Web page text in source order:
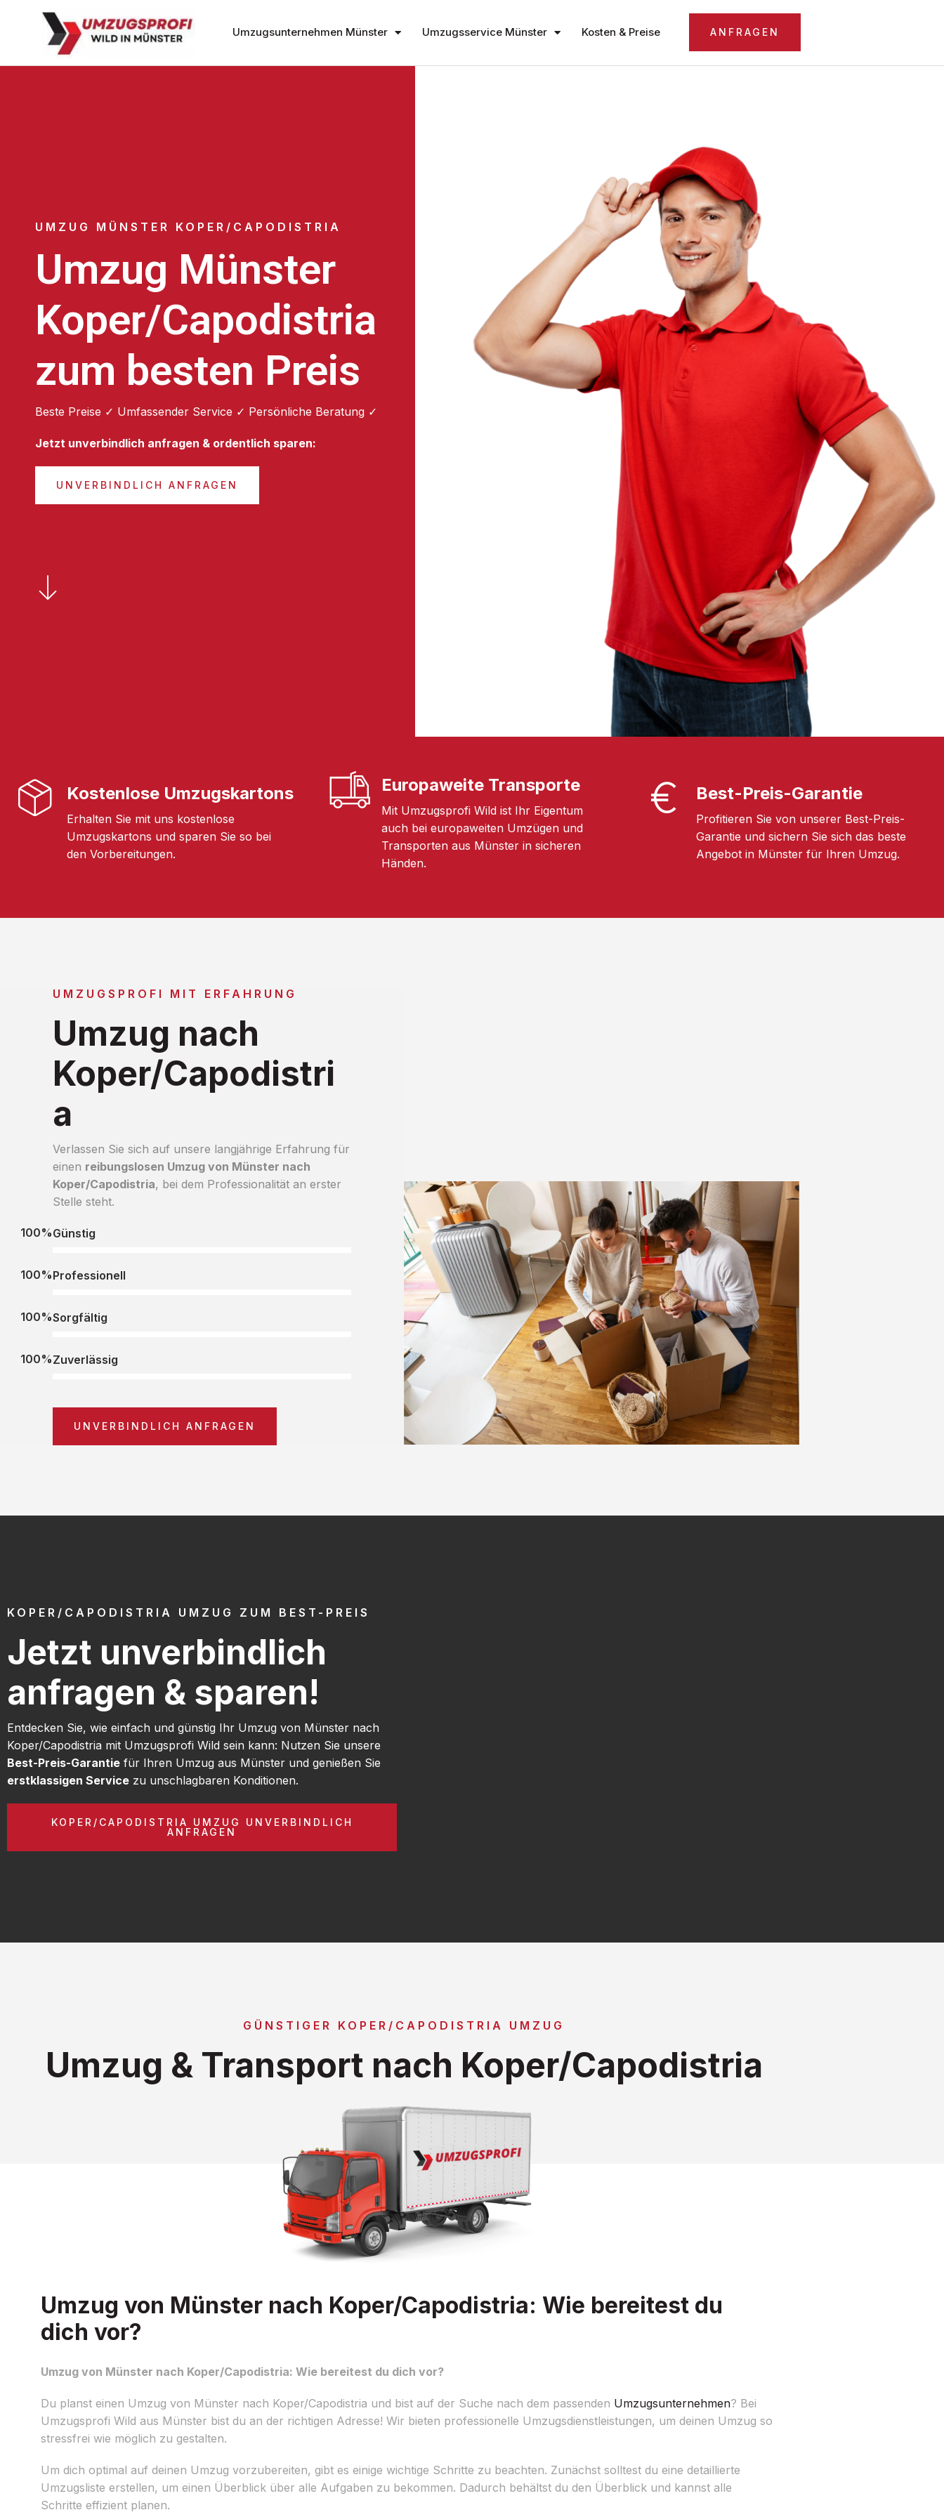
Umzugsunternehmen Münster Umzugsservice Münster Kosten & Preise ANFRAGEN
UMZUG MÜNSTER KOPER/CAPODISTRIA
Umzug Münster
Koper/Capodistria
zum besten Preis
Beste Preise ✓ Umfassender Service ✓ Persönliche Beratung ✓
Jetzt unverbindlich anfragen & ordentlich sparen:
UNVERBINDLICH ANFRAGEN
Kostenlose Umzugskartons
Erhalten Sie mit uns kostenlose
Umzugskartons und sparen Sie so bei
den Vorbereitungen.
Europaweite Transporte
Mit Umzugsprofi Wild ist Ihr Eigentum
auch bei europaweiten Umzügen und
Transporten aus Münster in sicheren
Händen.
Best-Preis-Garantie
Profitieren Sie von unserer Best-Preis-
Garantie und sichern Sie sich das beste
Angebot in Münster für Ihren Umzug.
UMZUGSPROFI MIT ERFAHRUNG
Umzug nach
Koper/Capodistri
a
Verlassen Sie sich auf unsere langjährige Erfahrung für
einen reibungslosen Umzug von Münster nach
Koper/Capodistria, bei dem Professionalität an erster
Stelle steht.
Günstig
100%
Professionell
100%
Sorgfältig
100%
Zuverlässig
100%
UNVERBINDLICH ANFRAGEN
KOPER/CAPODISTRIA UMZUG ZUM BEST-PREIS
Jetzt unverbindlich
anfragen & sparen!
Entdecken Sie, wie einfach und günstig Ihr Umzug von Münster nach
Koper/Capodistria mit Umzugsprofi Wild sein kann: Nutzen Sie unsere
Best-Preis-Garantie für Ihren Umzug aus Münster und genießen Sie
erstklassigen Service zu unschlagbaren Konditionen.
KOPER/CAPODISTRIA UMZUG UNVERBINDLICH
ANFRAGEN
GÜNSTIGER KOPER/CAPODISTRIA UMZUG
Umzug & Transport nach Koper/Capodistria
Umzug von Münster nach Koper/Capodistria: Wie bereitest du
dich vor?
Umzug von Münster nach Koper/Capodistria: Wie bereitest du dich vor?
Du planst einen Umzug von Münster nach Koper/Capodistria und bist auf der Suche nach dem passenden Umzugsunternehmen? Bei
Umzugsprofi Wild aus Münster bist du an der richtigen Adresse! Wir bieten professionelle Umzugsdienstleistungen, um deinen Umzug so
stressfrei wie möglich zu gestalten.
Um dich optimal auf deinen Umzug vorzubereiten, gibt es einige wichtige Schritte zu beachten. Zunächst solltest du eine detaillierte
Umzugsliste erstellen, um einen Überblick über alle Aufgaben zu bekommen. Dadurch behältst du den Überblick und kannst alle
Schritte effizient planen.